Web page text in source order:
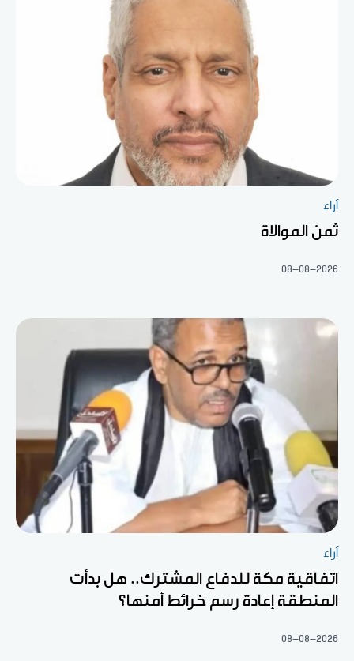
آراء
ثمن الموالاة
08-08-2026
آراء
اتفاقية مكة للدفاع المشترك.. هل بدأت
المنطقة إعادة رسم خرائط أمنها؟
08-08-2026